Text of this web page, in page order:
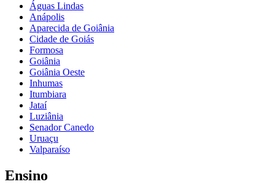
Águas Lindas
Anápolis
Aparecida de Goiânia
Cidade de Goiás
Formosa
Goiânia
Goiânia Oeste
Inhumas
Itumbiara
Jataí
Luziânia
Senador Canedo
Uruaçu
Valparaíso
Ensino